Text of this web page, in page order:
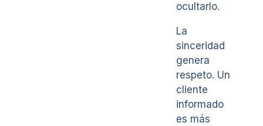
ocultarlo.
La
sinceridad
genera
respeto. Un
cliente
informado
es más